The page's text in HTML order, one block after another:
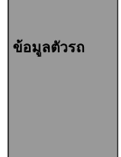
ข้อมูลตัวรถ